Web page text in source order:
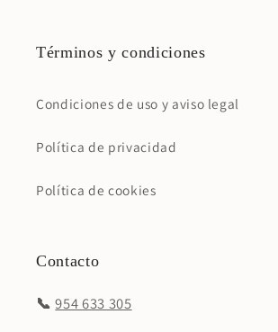
Términos y condiciones
Condiciones de uso y aviso legal
Política de privacidad
Política de cookies
Contacto
📞954 633 305